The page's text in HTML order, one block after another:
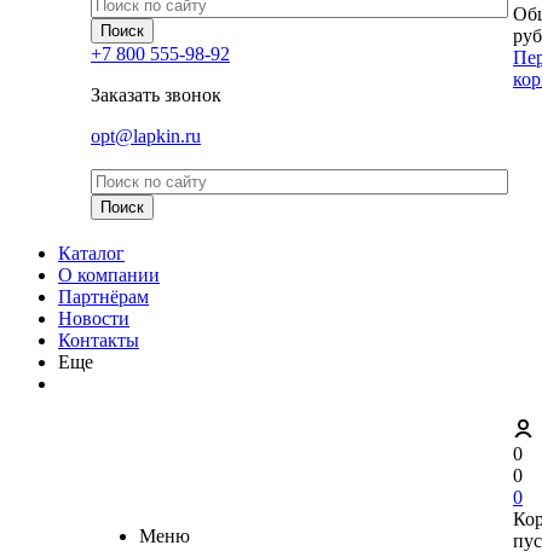
+7 800 555-98-92
Заказать звонок
opt@lapkin.ru
Каталог
О компании
Партнёрам
Новости
Контакты
Еще
Меню
0
0
0